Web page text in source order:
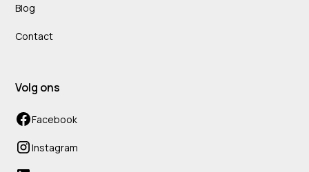
Blog
Contact
Volg ons
Facebook
Instagram